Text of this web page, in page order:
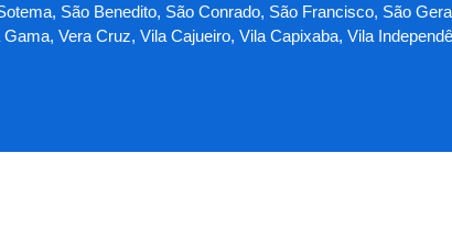
São Benedito, São Conrado, São Francisco, São
Vera Cruz, Vila Cajueiro, Vila Capixaba, Vila